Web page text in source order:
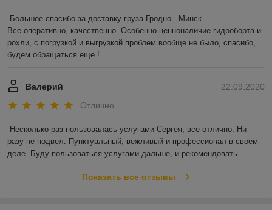
Большое спасибо за доставку груза Гродно - Минск.
Все оперативно, качественно. Особенно ценноналичие гидроборта и
рохли, с погрузкой и выгрузкой проблем вообще не было, спасибо,
будем обращаться еще !
22.09.2020
Валерий
Отлично
Несколько раз пользовалась услугами Сергея, все отлично. Ни
разу не подвел. Пунктуальный, вежливый и профессионал в своём
деле. Буду пользоваться услугами дальше, и рекомендовать
Показать все отзывы